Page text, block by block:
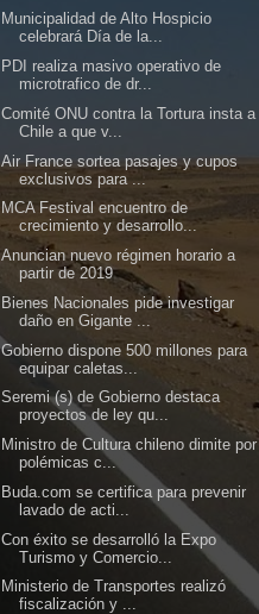
Municipalidad de Alto Hospicio
celebrará Día de la...
PDI realiza masivo operativo de
microtrafico de dr...
Comité ONU contra la Tortura insta a
Chile a que v...
Air France sortea pasajes y cupos
exclusivos para ...
MCA Festival encuentro de
crecimiento y desarrollo...
Anuncian nuevo régimen horario a
partir de 2019
Bienes Nacionales pide investigar
daño en Gigante ...
Gobierno dispone 500 millones para
equipar caletas...
Seremi (s) de Gobierno destaca
proyectos de ley qu...
Ministro de Cultura chileno dimite por
polémicas c...
Buda.com se certifica para prevenir
lavado de acti...
Con éxito se desarrolló la Expo
Turismo y Comercio...
Ministerio de Transportes realizó
fiscalización y ...